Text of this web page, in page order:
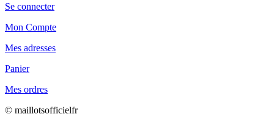
Se connecter
Mon Compte
Mes adresses
Panier
Mes ordres
© maillotsofficielfr